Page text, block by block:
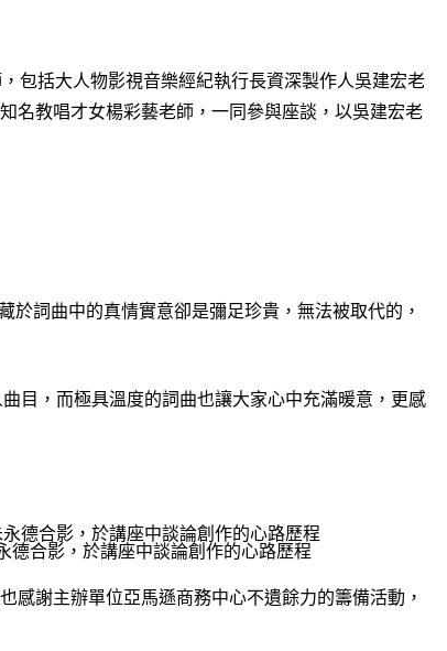
包括大人物影視音樂經紀執行長資深製作人吳建宏老
名教唱才女楊彩藝老師，一同參與座談，以吳建宏老
詞曲中的真情實意卻是彌足珍貴，無法被取代的，
目，而極具溫度的詞曲也讓大家心中充滿暖意，更感
德合影，於講座中談論創作的心路歷程
感謝主辦單位亞馬遜商務中心不遺餘力的籌備活動，